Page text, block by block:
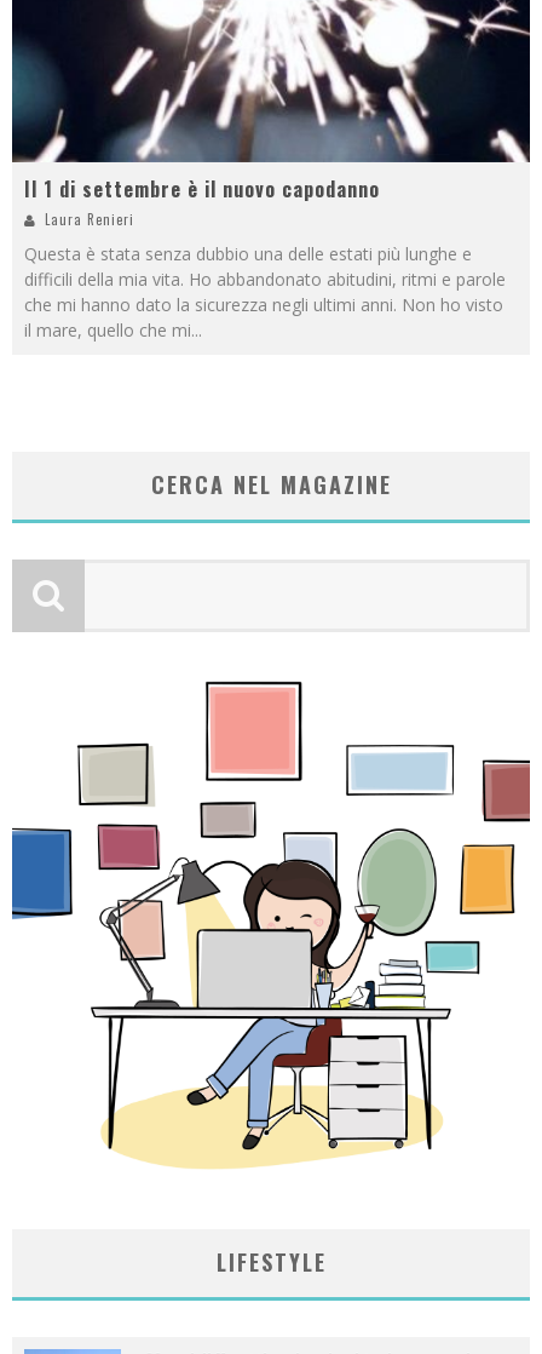
Il 1 di settembre è il nuovo capodanno
Laura Renieri
Questa è stata senza dubbio una delle estati più lunghe e
difficili della mia vita. Ho abbandonato abitudini, ritmi e parole
che mi hanno dato la sicurezza negli ultimi anni. Non ho visto
il mare, quello che mi...
CERCA NEL MAGAZINE
LIFESTYLE